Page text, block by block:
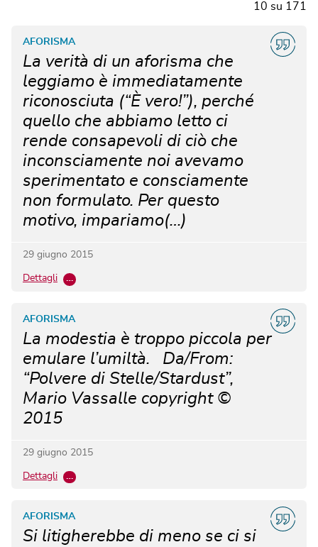
10 su 171
La verità di un aforisma che
leggiamo è immediatamente
riconosciuta (“È vero!”), perché
quello che abbiamo letto ci
rende consapevoli di ciò che
inconsciamente noi avevamo
sperimentato e consciamente
non formulato. Per questo
motivo, impariamo(…)
AFORISMA
29 giugno 2015
Dettagli …
La modestia è troppo piccola per
emulare l’umiltà. Da/From:
“Polvere di Stelle/Stardust”,
Mario Vassalle copyright ©
2015
AFORISMA
29 giugno 2015
Dettagli …
Si litigherebbe di meno se ci si
AFORISMA